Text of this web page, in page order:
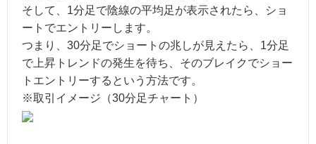
そして、1分足で陰線の平均足が表示されたら、ショ
ートでエントリーします。
つまり、30分足でショートの兆しが見えたら、1分足
で上昇トレンドの発生を待ち、そのブレイクでショー
トエントリーするという方法です。
※取引イメージ（30分足チャート）